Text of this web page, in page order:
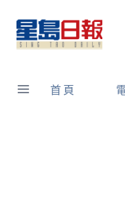
content
首頁